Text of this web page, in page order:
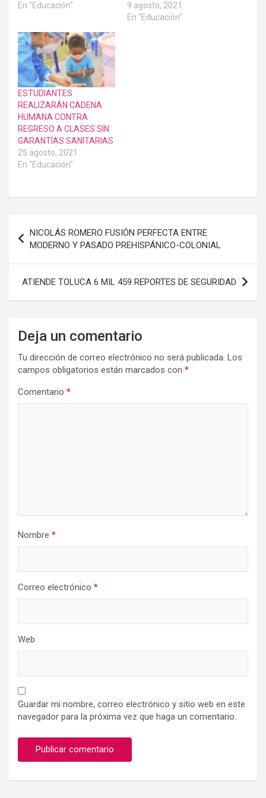
En "Educación"
9 agosto, 2021
En "Educación"
ESTUDIANTES
REALIZARÁN CADENA
HUMANA CONTRA
REGRESO A CLASES SIN
GARANTÍAS SANITARIAS
25 agosto, 2021
En "Educación"
Navegación
de
entradas
NICOLÁS ROMERO FUSIÓN PERFECTA ENTRE
MODERNO Y PASADO PREHISPÁNICO-COLONIAL
ATIENDE TOLUCA 6 MIL 459 REPORTES DE SEGURIDAD
Deja un comentario
Tu dirección de correo electrónico no será publicada. Los
campos obligatorios están marcados con *
Comentario *
Nombre *
Correo electrónico *
Web
Guardar mi nombre, correo electrónico y sitio web en este
navegador para la próxima vez que haga un comentario.